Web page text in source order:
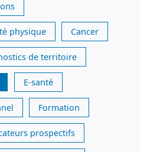
physique Cancer
de territoire
E-santé
Formation
prospectifs